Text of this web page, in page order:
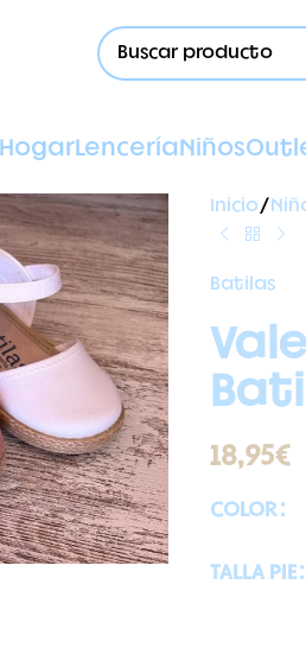
HogarLenceríaNiños
Inicio
Batilas
18,95€
COLOR
TALLA PIE